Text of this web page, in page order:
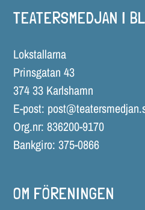
TEATERSMEDJAN I
Lokstallarna
Prinsgatan 43
374 33 Karlshamn
E-post:
Org.nr: 836200-9170
Bankgiro: 375-0866
OM FÖRENINGEN